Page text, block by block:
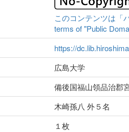
このコンテンツは「
terms of "Public
https://
広島大学
備後国福山領品治郡
木崎孫八 外５名
１枚